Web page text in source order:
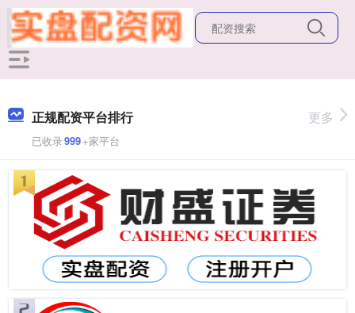
正规配资平台排行
已收录999+家平台
更多